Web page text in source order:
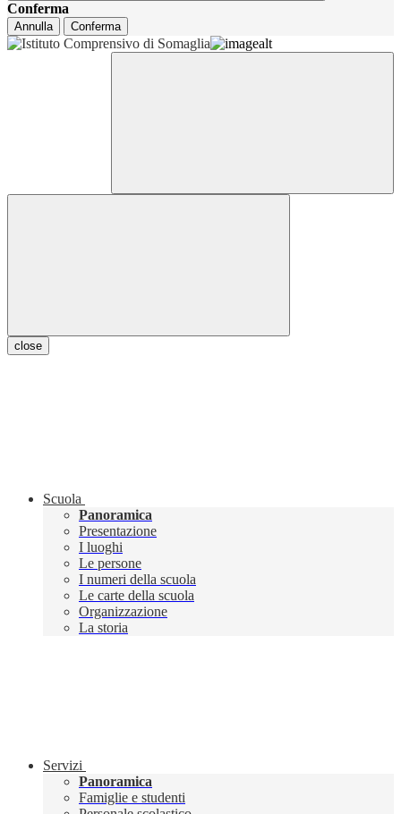
Conferma
Annulla Conferma
close
Scuola
Panoramica
Presentazione
I luoghi
Le persone
I numeri della scuola
Le carte della scuola
Organizzazione
La storia
Servizi
Panoramica
Famiglie e studenti